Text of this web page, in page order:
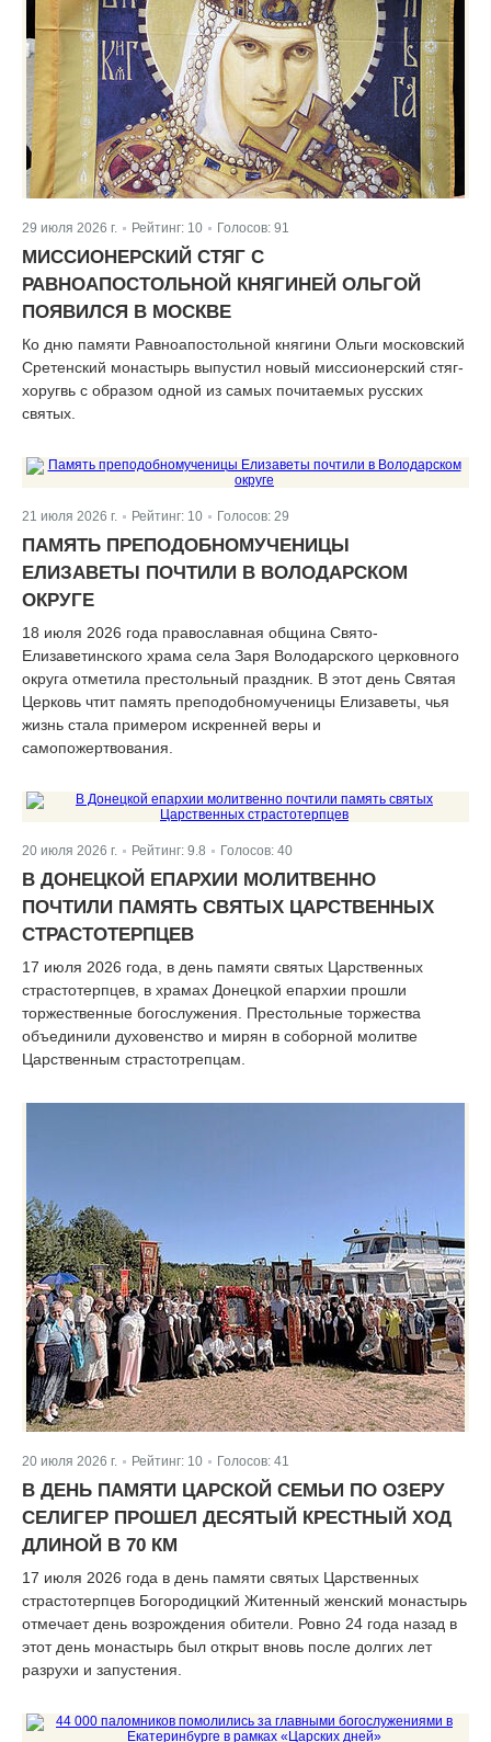
29 июля 2026 г. | Рейтинг: 10 Голосов: 91
МИССИОНЕРСКИЙ СТЯГ С
РАВНОАПОСТОЛЬНОЙ КНЯГИНЕЙ ОЛЬГОЙ
ПОЯВИЛСЯ В МОСКВЕ
Ко дню памяти Равноапостольной княгини Ольги московский
Сретенский монастырь выпустил новый миссионерский стяг-
хоругвь с образом одной из самых почитаемых русских
святых.
21 июля 2026 г. | Рейтинг: 10 Голосов: 29
ПАМЯТЬ ПРЕПОДОБНОМУЧЕНИЦЫ
ЕЛИЗАВЕТЫ ПОЧТИЛИ В ВОЛОДАРСКОМ
ОКРУГЕ
18 июля 2026 года православная община Свято-
Елизаветинского храма села Заря Володарского церковного
округа отметила престольный праздник. В этот день Святая
Церковь чтит память преподобномученицы Елизаветы, чья
жизнь стала примером искренней веры и
самопожертвования.
20 июля 2026 г. Рейтинг: 9.8 Голосов: 40
В ДОНЕЦКОЙ ЕПАРХИИ МОЛИТВЕННО
ПОЧТИЛИ ПАМЯТЬ СВЯТЫХ ЦАРСТВЕННЫХ
СТРАСТОТЕРПЦЕВ
17 июля 2026 года, в день памяти святых Царственных
страстотерпцев, в храмах Донецкой епархии прошли
торжественные богослужения. Престольные торжества
объединили духовенство и мирян в соборной молитве
Царственным страстотрепцам.
20 июля 2026 г. | Рейтинг: 10 Голосов: 41
В ДЕНЬ ПАМЯТИ ЦАРСКОЙ СЕМЬИ ПО ОЗЕРУ
СЕЛИГЕР ПРОШЕЛ ДЕСЯТЫЙ КРЕСТНЫЙ ХОД
ДЛИНОЙ В 70 КМ
17 июля 2026 года в день памяти святых Царственных
страстотерпцев Богородицкий Житенный женский монастырь
отмечает день возрождения обители. Ровно 24 года назад в
этот день монастырь был открыт вновь после долгих лет
разрухи и запустения.